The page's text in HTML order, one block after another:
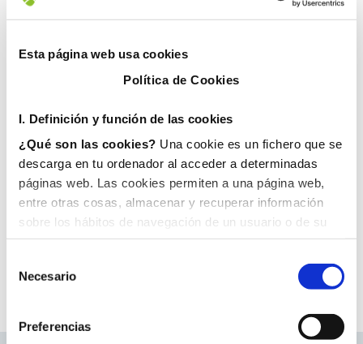
Esta página web usa cookies
Política de Cookies
I. Definición y función de las cookies
¿Qué son las cookies? Una cookie es un fichero que se
descarga en tu ordenador al acceder a determinadas
páginas web. Las cookies permiten a una página web,
entre otras cosas, almacenar y recuperar información
sobre los hábitos de navegación de un usuario o de su
equipo y, dependiendo de la información que contengan y
de la forma en que utilice su equipo, pueden utilizarse
para reconocer al usuario.
1. En función del propietario de la cookie:
Necesario
Preferencias
21 noviembre, 2018